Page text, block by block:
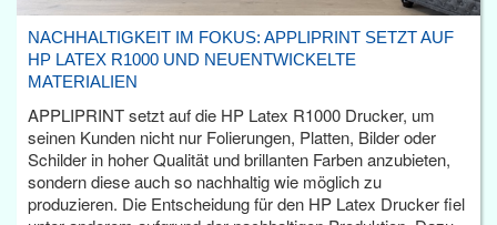
NACHHALTIGKEIT IM FOKUS: APPLIPRINT SETZT AUF
HP LATEX R1000 UND NEUENTWICKELTE
MATERIALIEN
APPLIPRINT setzt auf die HP Latex R1000 Drucker, um
seinen Kunden nicht nur Folierungen, Platten, Bilder oder
Schilder in hoher Qualität und brillanten Farben anzubieten,
sondern diese auch so nachhaltig wie möglich zu
produzieren. Die Entscheidung für den HP Latex Drucker fiel